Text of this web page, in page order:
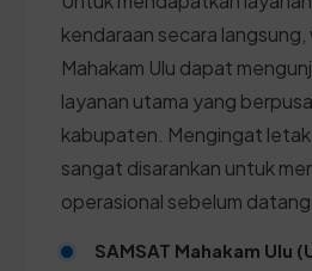
kendaraan secara
Mahakam Ulu dapat
layanan utama yang
kabupaten. Mengingat
sangat disarankan untuk
operasional sebelum datang.
SAMSAT Mahakam Ulu